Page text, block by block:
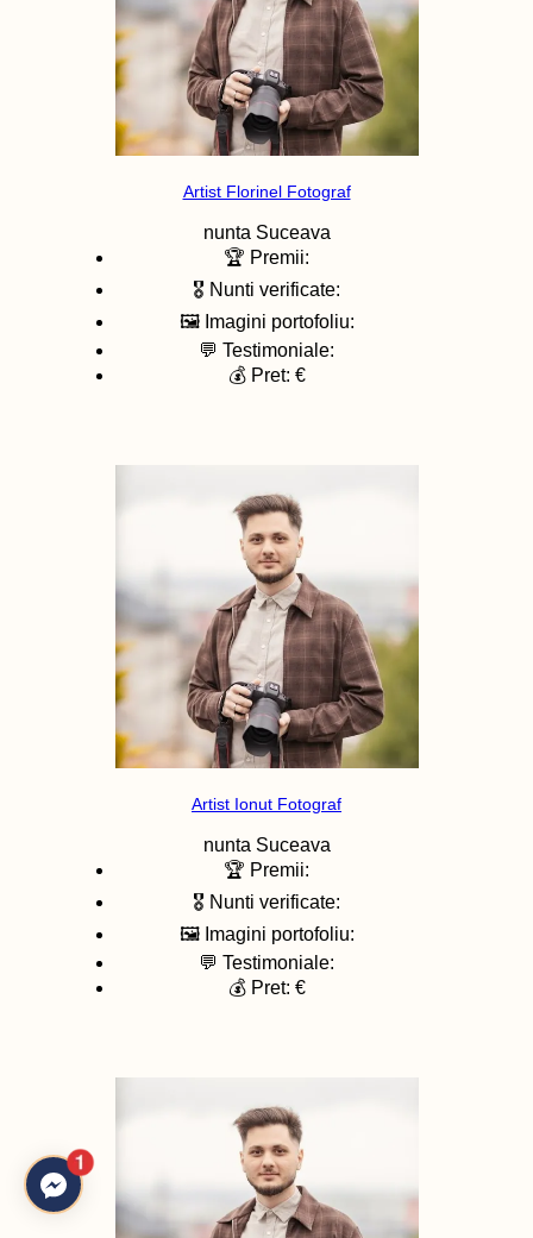
Artist Florinel Fotograf
nunta Suceava
🏆 Premii:
🎖️ Nunti verificate:
🖼️ Imagini portofoliu:
💬 Testimoniale:
💰 Pret: €
Artist Ionut Fotograf
nunta Suceava
🏆 Premii:
🎖️ Nunti verificate:
🖼️ Imagini portofoliu:
💬 Testimoniale:
💰 Pret: €